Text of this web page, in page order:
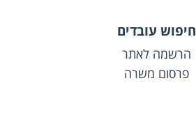
חיפוש עובדים
הרשמה לאתר
פרסום משרה